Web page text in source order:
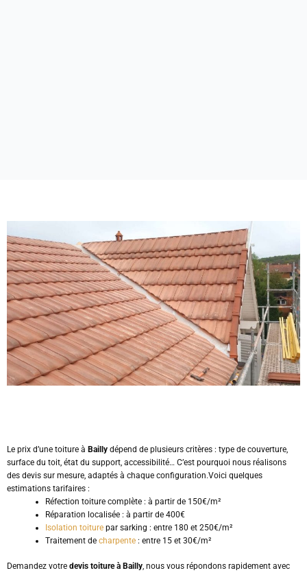
Le prix d’une toiture à Bailly dépend de plusieurs critères : type de couverture,
surface du toit, état du support, accessibilité… C’est pourquoi nous réalisons
des devis sur mesure, adaptés à chaque configuration.Voici quelques
estimations tarifaires :
Réfection toiture complète : à partir de 150€/m²
Réparation localisée : à partir de 400€
Isolation toiture par sarking : entre 180 et 250€/m²
Traitement de charpente : entre 15 et 30€/m²
Demandez votre devis toiture à Bailly, nous vous répondons rapidement avec